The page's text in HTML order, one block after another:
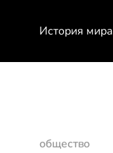
История мира
общество